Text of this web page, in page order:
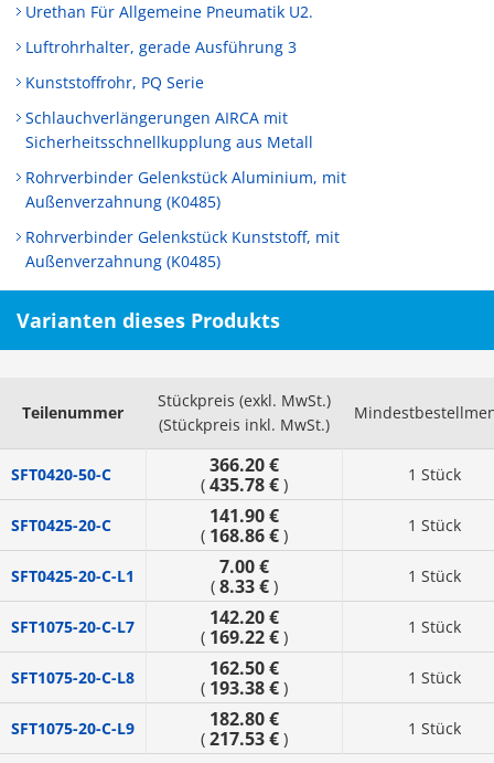
Urethan Für Allgemeine Pneumatik U2.
Luftrohrhalter, gerade Ausführung 3
Kunststoffrohr, PQ Serie
Schlauchverlängerungen AIRCA mit
Sicherheitsschnellkupplung aus Metall
Rohrverbinder Gelenkstück Aluminium, mit
Außenverzahnung (K0485)
Rohrverbinder Gelenkstück Kunststoff, mit
Außenverzahnung (K0485)
Varianten dieses Produkts
Teilenummer
Stückpreis (exkl. MwSt.)
(Stückpreis inkl. MwSt.)
SFT0420-50-C 366.20 €
( 435.78 € ) 1 Stück
SFT0425-20-C 141.90 €
( 168.86 € ) 1 Stück
SFT0425-20-C-L1 7.00 €
( 8.33 € ) 1 Stück
SFT1075-20-C-L7 142.20 €
( 169.22 € ) 1 Stück
SFT1075-20-C-L8 162.50 €
( 193.38 € ) 1 Stück
SFT1075-20-C-L9 182.80 €
( 217.53 € ) 1 Stück